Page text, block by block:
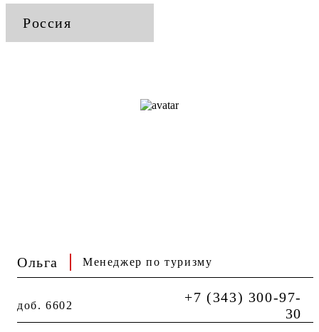
Россия
Ольга Менеджер по туризму
доб. 6602
+7 (343) 300-97-
30